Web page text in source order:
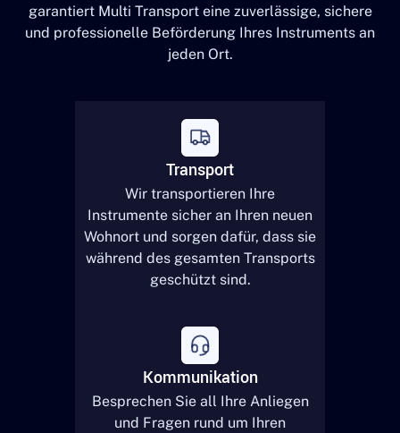
garantiert Multi Transport eine zuverlässige, sichere
und professionelle Beförderung Ihres Instruments an
jeden Ort.
Transport
Wir transportieren Ihre
Instrumente sicher an Ihren neuen
Wohnort und sorgen dafür, dass sie
während des gesamten Transports
geschützt sind.
Kommunikation
Besprechen Sie all Ihre Anliegen
und Fragen rund um Ihren